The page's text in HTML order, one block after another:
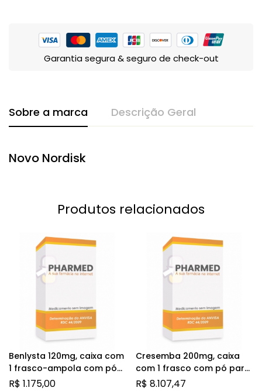
Garantia segura & seguro de check-out
Sobre a marca Descrição Geral
Novo Nordisk
Produtos relacionados
Benlysta 120mg, caixa com
1 frasco-ampola com pó
para solução de uso
R$ 1.175,00
Cresemba 200mg, caixa
com 1 frasco com pó para
solução de infusão
R$ 8.107,47